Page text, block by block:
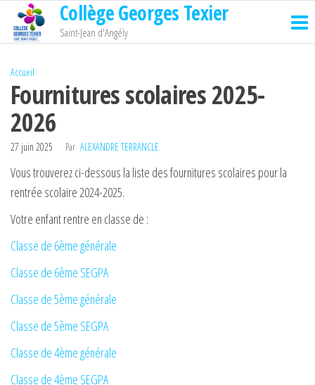
Passer
contenu
Collège Georges Texier
Saint-Jean d'Angély
Accueil
Fournitures scolaires 2025-
2026
27 juin 2025 Par ALEXANDRE TERRANCLE
Vous trouverez ci-dessous la liste des fournitures scolaires pour la
rentrée scolaire 2024-2025.
Votre enfant rentre en classe de :
Classe de 6ème générale
Classe de 6ème SEGPA
Classe de 5ème générale
Classe de 5ème SEGPA
Classe de 4ème générale
Classe de 4ème SEGPA